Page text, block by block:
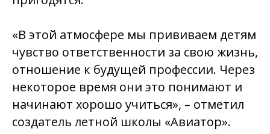
«В этой атмосфере мы прививаем детям
чувство ответственности за свою жизнь,
отношение к будущей профессии. Через
некоторое время они это понимают и
начинают хорошо учиться», – отметил
создатель летной школы «Авиатор».